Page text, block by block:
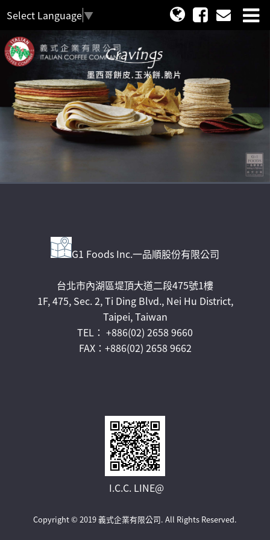
Select Language▼
G1 Foods Inc.一品順股份有限公司
台北市內湖區堤頂大道二段475號1樓
1F, 475, Sec. 2, Ti Ding Blvd., Nei Hu District,
Taipei, Taiwan
TEL： +886(02) 2658 9660
FAX：+886(02) 2658 9662
I.C.C. LINE@
Copyright © 2019 義式企業有限公司. All Rights Reserved.